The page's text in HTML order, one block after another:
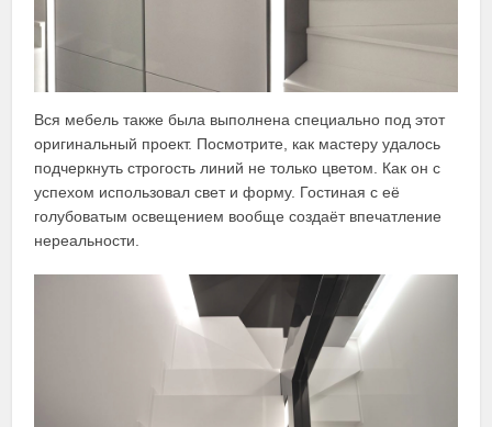
Вся мебель также была выполнена специально под этот
оригинальный проект. Посмотрите, как мастеру удалось
подчеркнуть строгость линий не только цветом. Как он с
успехом использовал свет и форму. Гостиная с её
голубоватым освещением вообще создаёт впечатление
нереальности.